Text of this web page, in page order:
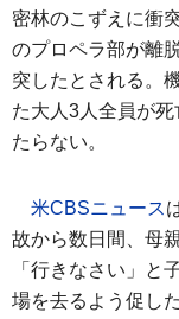
密林のこずえに衝
のプロペラ部が離
突したとされる。
た大人3人全員が
たらない。
米CBSニュース
故から数日間、母
「行きなさい」と
場を去るよう促し